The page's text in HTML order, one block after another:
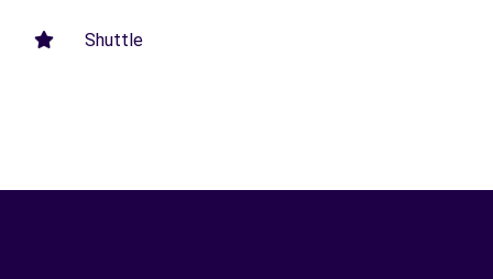
Shuttle